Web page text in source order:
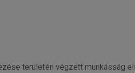
területén végzett munkásság